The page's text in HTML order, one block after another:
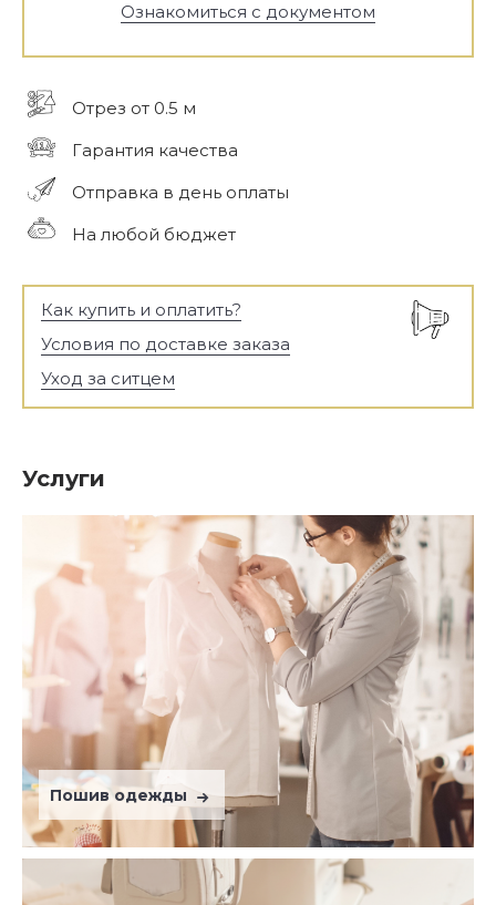
Ознакомиться с документом
Отрез от 0.5 м
Гарантия качества
Отправка в день оплаты
На любой бюджет
Как купить и оплатить?
Условия по доставке заказа
Уход за ситцем
Услуги
Пошив одежды